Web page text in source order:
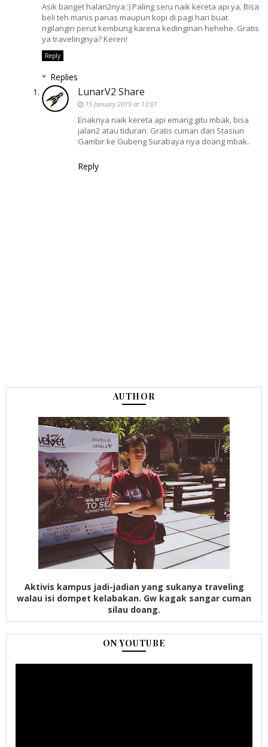
Asik banget halan2nya :) Paling seru naik kereta api ya. Bisa
beli teh manis panas maupun kopi di pagi hari buat
ngilangin perut kembung karena kedinginan hehehe. Gratis
ya travelingnya? Keren!
Reply
Replies
LunarV2 Share
15 January 2019 at 13:01
Enaknya naik kereta api emang gitu mbak, bisa
jalan2 atau tiduran. Gratis cuman dari Stasiun
Gambir ke Gubeng Surabaya nya doang mbak..
Reply
AUTHOR
Aktivis kampus jadi-jadian yang sukanya traveling
walau isi dompet kelabakan. Gw kagak sangar cuman
silau doang.
ON YOUTUBE